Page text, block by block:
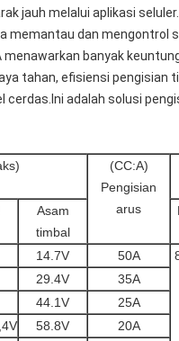
jauh melalui aplikasi
memantau dan mengontrol
banyak
tahan, efisiensi pengisian
adalah solusi
(CC:A)
Pengisian
arus
Asam
timbal
14.7V 50A
29.4V
35A
44.1V
25A
58.8V
20A